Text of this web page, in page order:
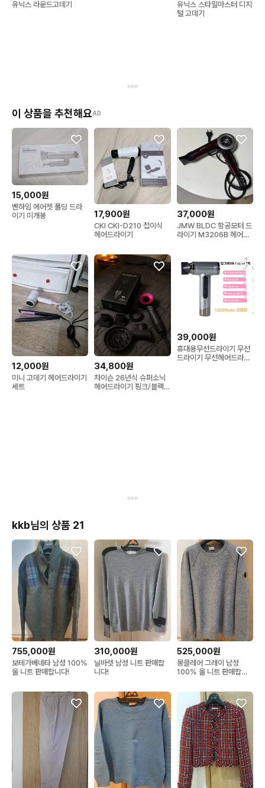
유닉스 라운드고데기
유닉스 스타일마스터 디지
털 고데기
이 상품을 추천해요AD
15,000원
벤하임 에어젯 폴딩 드라
이기 미개봉
17,900원
CKI CKI-D210 접이식
헤어드라이기
37,000원
JMW BLDC 항공모터 드
라이기 M3206B 헤어드
12,000원
미니 고데기 헤어드라이기
세트
34,800원
차이슨 26년식 슈퍼소닉
헤어드라이기 핑크/블랙
39,000원
휴대용무선드라이기 무선
드라이기 무선헤어드라이
kkb님의 상품 21
755,000원
보테가베네타 남성 100%
울 니트 판매합니다!
310,000원
닐바렛 남성 니트 판매합
니다!
525,000원
몽클레어 그레이 남성
100% 울 니트 판매합니